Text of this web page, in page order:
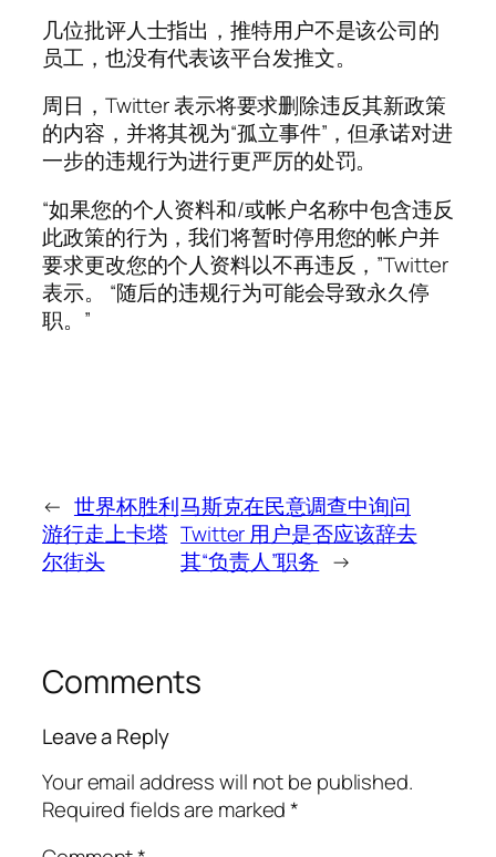
几位批评人士指出，推特用户不是该公司的
员工，也没有代表该平台发推文。
周日，Twitter 表示将要求删除违反其新政策
的内容，并将其视为“孤立事件”，但承诺对进
一步的违规行为进行更严厉的处罚。
“如果您的个人资料和/或帐户名称中包含违反
此政策的行为，我们将暂时停用您的帐户并
要求更改您的个人资料以不再违反，”Twitter
表示。 “随后的违规行为可能会导致永久停
职。”
← 世界杯胜利
游行走上卡塔
尔街头
马斯克在民意调查中询问
Twitter 用户是否应该辞去
其“负责人”职务 →
Comments
Leave a Reply
Your email address will not be published.
Required fields are marked*